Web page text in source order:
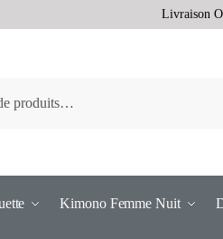
Livraison
Kimono Femme Nuit